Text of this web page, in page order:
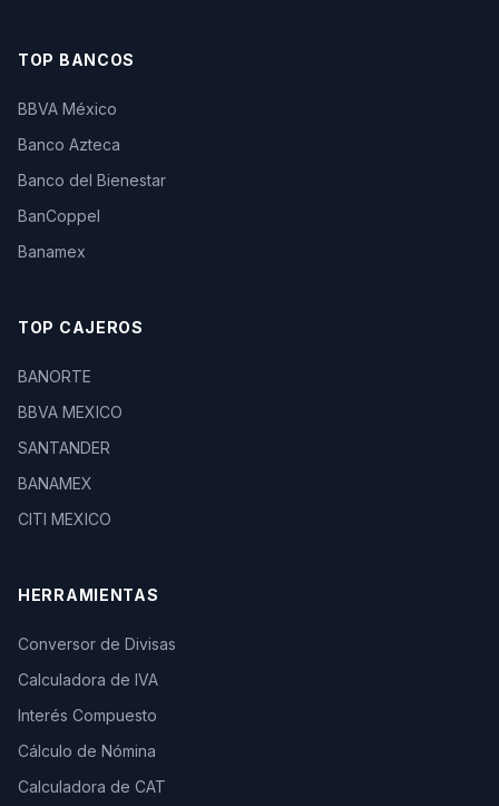
TOP BANCOS
BBVA México
Banco Azteca
Banco del Bienestar
BanCoppel
Banamex
TOP CAJEROS
BANORTE
BBVA MEXICO
SANTANDER
BANAMEX
CITI MEXICO
HERRAMIENTAS
Conversor de Divisas
Calculadora de IVA
Interés Compuesto
Cálculo de Nómina
Calculadora de CAT